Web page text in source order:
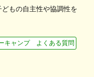
もの自主性や協調性を
キャンプ よくある質問